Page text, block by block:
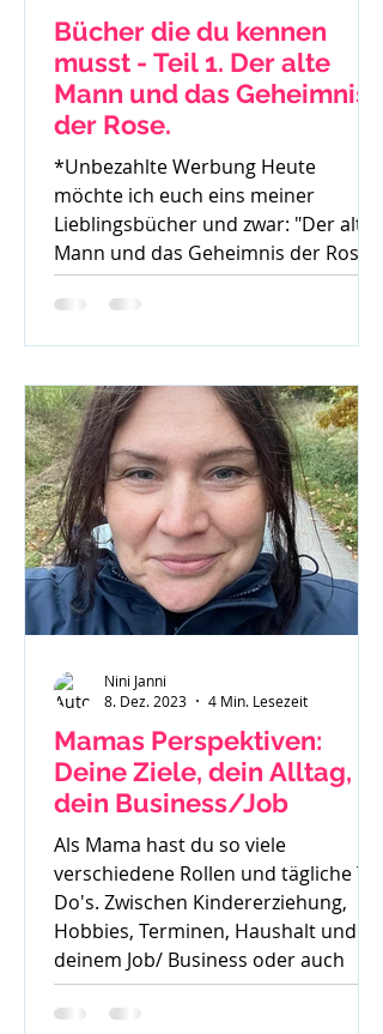
Bücher die du kennen
musst - Teil 1. Der alte
Mann und das Geheimnis
der Rose.
*Unbezahlte Werbung Heute
möchte ich euch eins meiner
Lieblingsbücher und zwar: "Der alte
Mann und das Geheimnis der Rose"
von Mark...
Mamas Perspektiven:
Deine Ziele, dein Alltag,
dein Business/Job
Als Mama hast du so viele
verschiedene Rollen und tägliche To
Do's. Zwischen Kindererziehung,
Hobbies, Terminen, Haushalt und
deinem Job/ Business oder auch
deiner Zeit für dich, ist es oft sehr
schwer die Perspektive für die
Nini Janni
8. Dez. 2023
4 Min. Lesezeit